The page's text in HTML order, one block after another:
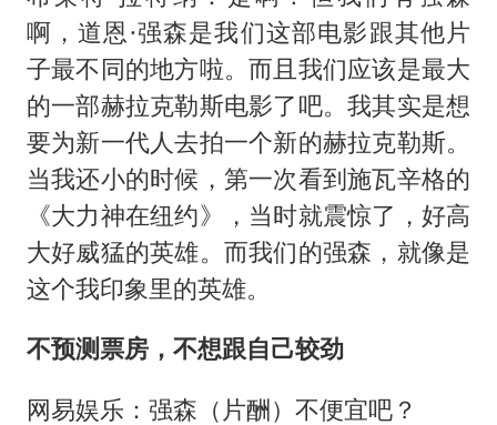
啊，道恩·强森是我们这部电影跟其他片
子最不同的地方啦。而且我们应该是最大
的一部赫拉克勒斯电影了吧。我其实是想
要为新一代人去拍一个新的赫拉克勒斯。
当我还小的时候，第一次看到施瓦辛格的
《大力神在纽约》，当时就震惊了，好高
大好威猛的英雄。而我们的强森，就像是
这个我印象里的英雄。
不预测票房，不想跟自己较劲
网易娱乐：强森（片酬）不便宜吧？